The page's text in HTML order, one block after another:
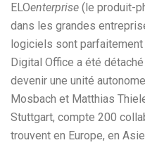
ELOenterprise (le produit-
dans les grandes
logiciels sont parfaitement
Digital Office a été
devenir une unité
Mosbach et Matthias
Stuttgart, compte 200
trouvent en Europe, en